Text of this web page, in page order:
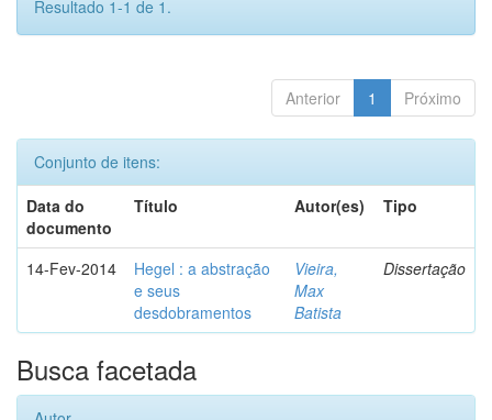
Resultado 1-1 de 1.
Anterior 1 Próximo
Conjunto de itens:
Data do
documento
Título Autor(es) Tipo
14-Fev-2014
Hegel : a abstração
e seus
desdobramentos
Vieira,
Max
Batista
Dissertação
Busca facetada